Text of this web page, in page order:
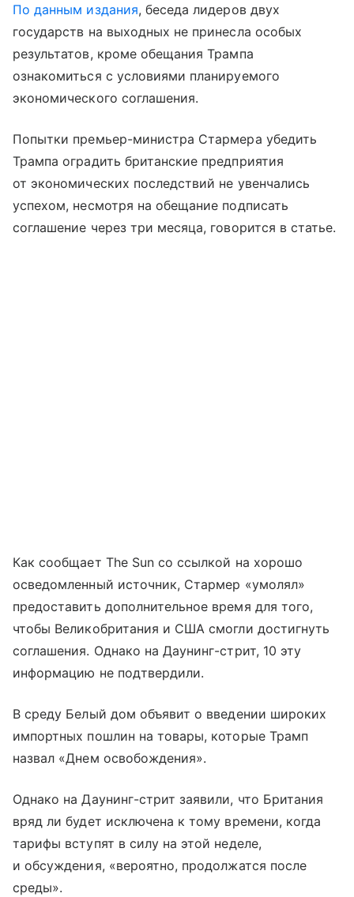
По данным издания, беседа лидеров двух
государств на выходных не принесла особых
результатов, кроме обещания Трампа
ознакомиться с условиями планируемого
экономического соглашения.
Попытки премьер-министра Стармера убедить
Трампа оградить британские предприятия
от экономических последствий не увенчались
успехом, несмотря на обещание подписать
соглашение через три месяца, говорится в статье.
Как сообщает The Sun со ссылкой на хорошо
осведомленный источник, Стармер «умолял»
предоставить дополнительное время для того,
чтобы Великобритания и США смогли достигнуть
соглашения. Однако на Даунинг-стрит, 10 эту
информацию не подтвердили.
В среду Белый дом объявит о введении широких
импортных пошлин на товары, которые Трамп
назвал «Днем освобождения».
Однако на Даунинг-стрит заявили, что Британия
вряд ли будет исключена к тому времени, когда
тарифы вступят в силу на этой неделе,
и обсуждения, «вероятно, продолжатся после
среды».